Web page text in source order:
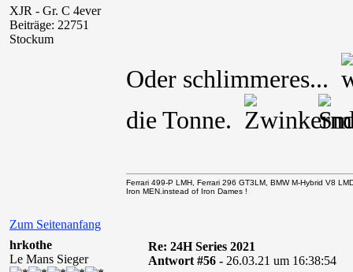
XJR - Gr. C 4ever
Beiträge: 22751
Stockum
Oder schlimmeres...
die Tonne.
Zum Seitenanfang
Ferrari 499-P LMH, Ferrari 296 GT3LM, BMW M-Hybrid V8
Iron MEN.instead of Iron Dames !
hrkothe
Le Mans Sieger
Re: 24H Series 2021
Antwort #56 - 26.03.21 um 16:38:54